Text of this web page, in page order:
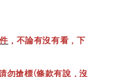
，不論有沒有看，下
勿搶標(條款有說，沒